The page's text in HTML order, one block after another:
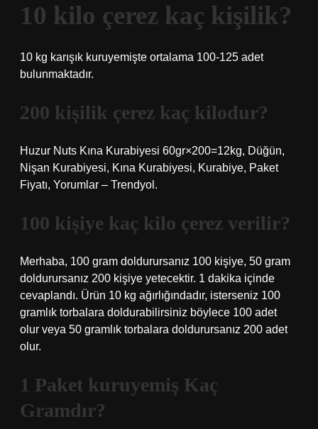
10 kilo çerez kaç kişilik?
10 kg karışık kuruyemişte ortalama 100-125 adet
bulunmaktadır.
200 kişilik çerez kaç kilodur?
Huzur Nuts Kına Kurabiyesi 60gr×200=12kg, Düğün,
Nişan Kurabiyesi, Kına Kurabiyesi, Kurabiye, Paket
Fiyatı, Yorumlar – Trendyol.
100 kişiye kaç kilo çerez verilir?
Merhaba, 100 gram doldurursanız 100 kişiye, 50 gram
doldurursanız 200 kişiye yetecektir. 1 dakika içinde
cevaplandı. Ürün 10 kg ağırlığındadır, isterseniz 100
gramlık torbalara doldurabilirsiniz böylece 100 adet
olur veya 50 gramlık torbalara doldurursanız 200 adet
olur.
1 Paket kuruyemiş Kaç
Gramdır?